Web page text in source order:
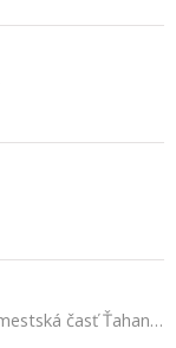
budapestianka, Košice - mestská časť Ťahanovce